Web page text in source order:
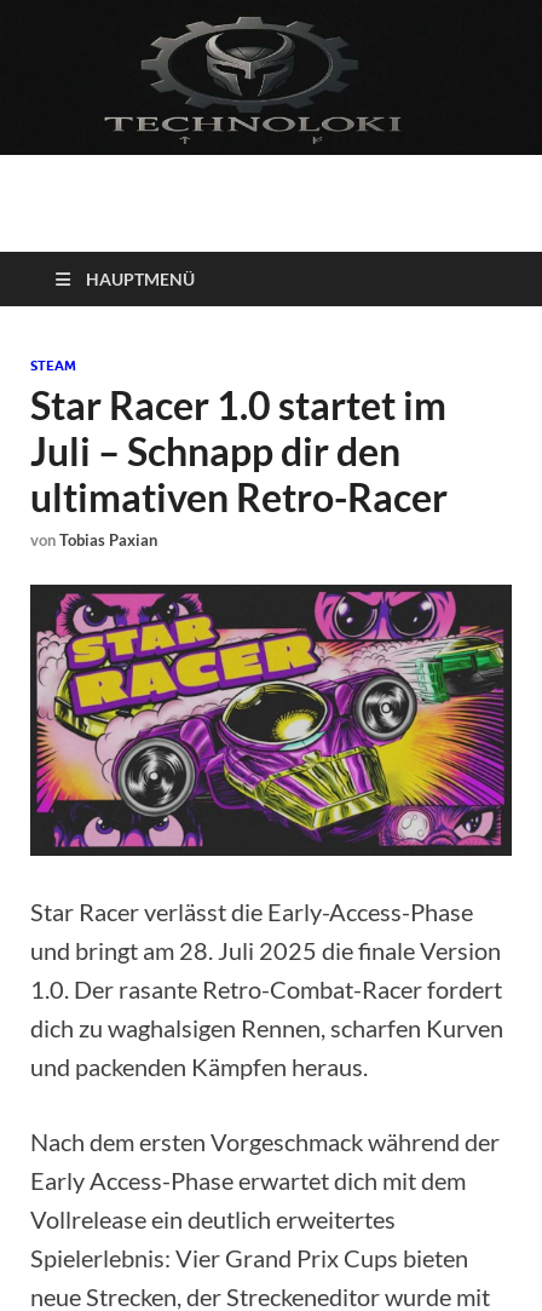
Technoloki: Gaming
und Entertainment
News
Blockbuster, Indie-Perlen und Retro-Klassiker.
HAUPTMENÜ
STEAM
Star Racer 1.0 startet im
Juli – Schnapp dir den
ultimativen Retro-Racer
vonTobias Paxian
Star Racer verlässt die Early-Access-Phase
und bringt am 28. Juli 2025 die finale Version
1.0. Der rasante Retro-Combat-Racer fordert
dich zu waghalsigen Rennen, scharfen Kurven
und packenden Kämpfen heraus.
Nach dem ersten Vorgeschmack während der
Early Access-Phase erwartet dich mit dem
Vollrelease ein deutlich erweitertes
Spielerlebnis: Vier Grand Prix Cups bieten
neue Strecken, der Streckeneditor wurde mit